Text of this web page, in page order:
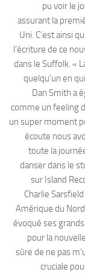
pu voir le
assurant la
Uni. C’est ainsi
l’écriture de ce
dans le Suffolk. «
quelqu’un en
Dan Smith a
comme un feeling
un super moment
écoute nous
toute la
danser dans le
sur Island
Charlie
Amérique du
évoqué ses
pour la
sûre de ne pas
cruciale